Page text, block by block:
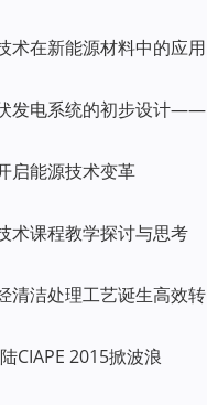
术在新能源材料中的应用
发电系统的初步设计——
启能源技术变革
术课程教学探讨与思考
清洁处理工艺诞生高效转
CIAPE 2015掀波浪